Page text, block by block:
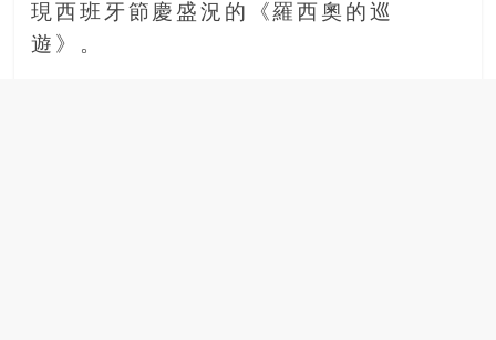
現西班牙節慶盛況的《羅西奧的巡
遊》。